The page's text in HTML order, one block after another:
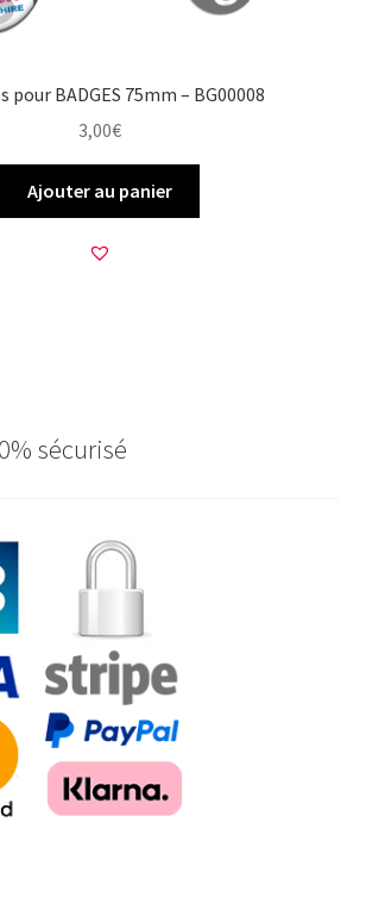
pour BADGES 75mm – BG00008
3,00€
Ajouter au panier
sécurisé